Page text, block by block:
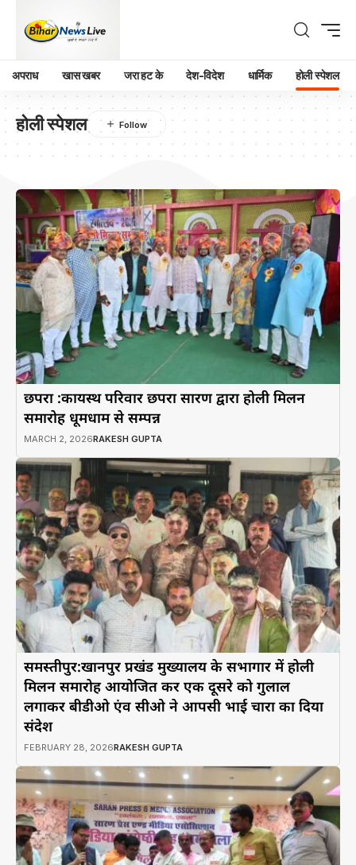
अपराध खास खबर जरा हट के देश-विदेश धार्मिक होली स्पेशल
होली स्पेशल
छपरा :कायस्थ परिवार छपरा सारण द्वारा होली मिलन
समारोह धूमधाम से सम्पन्न
MARCH 2, 2026RAKESH GUPTA
समस्तीपुर:खानपुर प्रखंड मुख्यालय के सभागार में होली
मिलन समारोह आयोजित कर एक दूसरे को गुलाल
लगाकर बीडीओ एंव सीओ ने आपसी भाई चारा का दिया
संदेश
FEBRUARY 28, 2026RAKESH GUPTA